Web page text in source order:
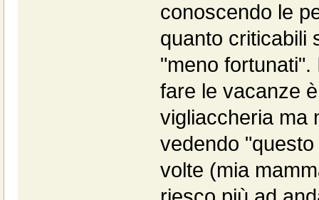
conoscendo le
quanto criticabili
"meno
fare le vacanze
vigliaccheria ma
vedendo
volte (mia